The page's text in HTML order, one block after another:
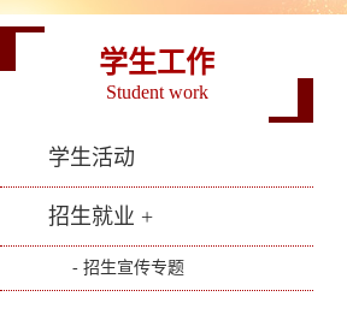
学生工作
Student work
学生活动
招生就业 +
- 招生宣传专题